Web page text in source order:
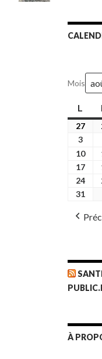
Mois
L
27
3
août
2026
1010
17
24
31
À